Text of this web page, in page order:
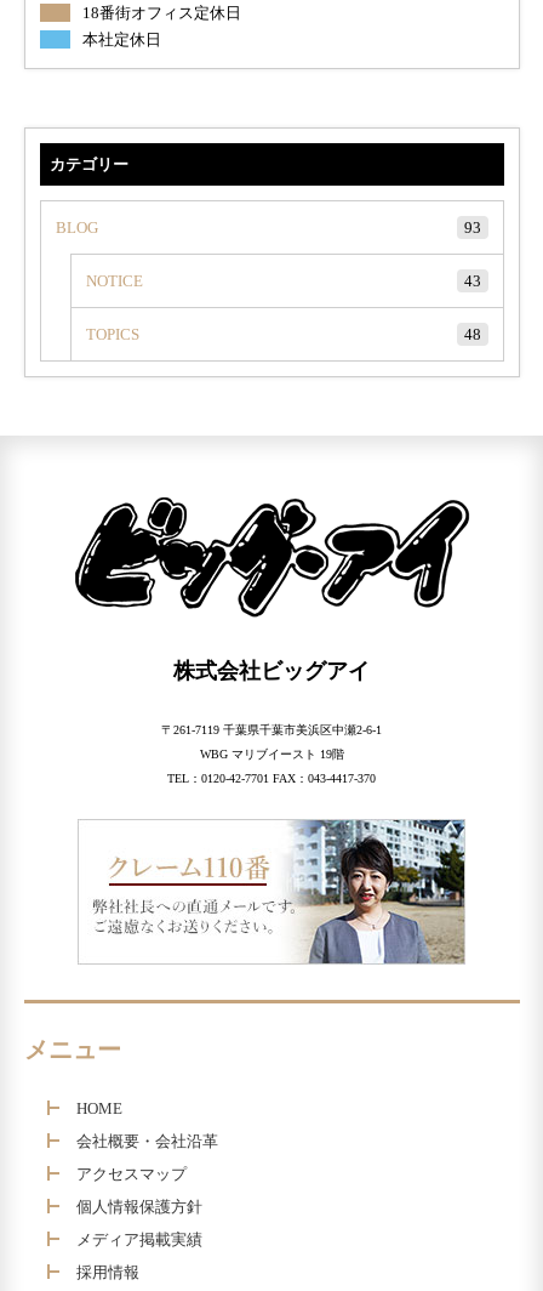
18番街オフィス定休日
本社定休日
カテゴリー
BLOG 93
NOTICE 43
TOPICS 48
株式会社ビッグアイ
〒261-7119 千葉県千葉市美浜区中瀬2-6-1
WBG マリブイースト 19階
TEL：0120-42-7701 FAX：043-4417-370
メニュー
HOME
会社概要・会社沿革
アクセスマップ
個人情報保護方針
メディア掲載実績
採用情報